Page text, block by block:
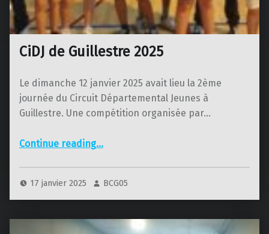
CiDJ de Guillestre 2025
Le dimanche 12 janvier 2025 avait lieu la 2ème
journée du Circuit Départemental Jeunes à
Guillestre. Une compétition organisée par…
Continue reading
“CiDJ de Guillestre 2025”
…
17 janvier 2025 BCG05